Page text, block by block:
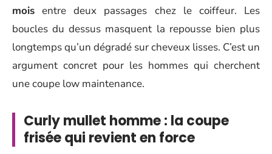
mois entre deux passages chez le coiffeur. Les
boucles du dessus masquent la repousse bien plus
longtemps qu’un dégradé sur cheveux lisses. C’est un
argument concret pour les hommes qui cherchent
une coupe low maintenance.
Curly mullet homme : la coupe
frisée qui revient en force